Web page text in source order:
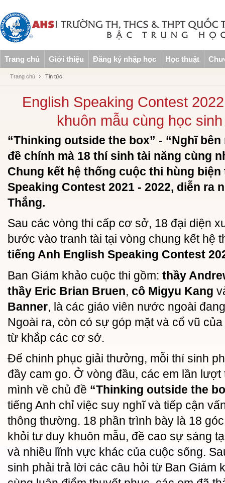
Trang chủ Giới thiệu Đăng ký nhập học Học thuật
Trang chủ Tin tức
English Speaking Contest
khuôn mẫu cùng học
“Thinking outside the box” - “Nghĩ
đề chính mà 18 thí sinh tài năng cùng
Chung kết hệ thống cuộc thi hùng
Speaking Contest 2021 - 2022, diễn ra
Thắng.
Sau các vòng thi cấp cơ sở, 18 đại diện
bước vào tranh tài tại vòng chung kết hệ
tiếng Anh English Speaking Contest
Ban Giám khảo cuộc thi gồm: thầy
thầy Eric Brian Bruen, cô Migyu Kang
Banner, là các giáo viên nước ngoài
Ngoài ra, còn có sự góp mặt và cổ vũ
từ khắp các cơ sở.
Để chinh phục giải thưởng, mỗi thí sinh
đầy cam go. Ở vòng đầu, các em lần
mình về chủ đề “Thinking outside the
tiếng Anh chỉ việc suy nghĩ và tiếp cận
thông thường. 18 phần trình bày là 18
khỏi tư duy khuôn mẫu, đề cao sự sáng
và nhiều lĩnh vực khác của cuộc sống.
sinh phải trả lời các câu hỏi từ Ban Giám